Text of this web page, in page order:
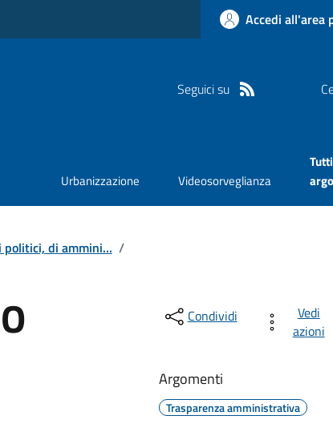
Accedi all'area
Seguici su
Urbanizzazione Videosorveglianza
di ammini... /
Condividi
Vedi
azioni
Argomenti
Trasparenza amministrativa